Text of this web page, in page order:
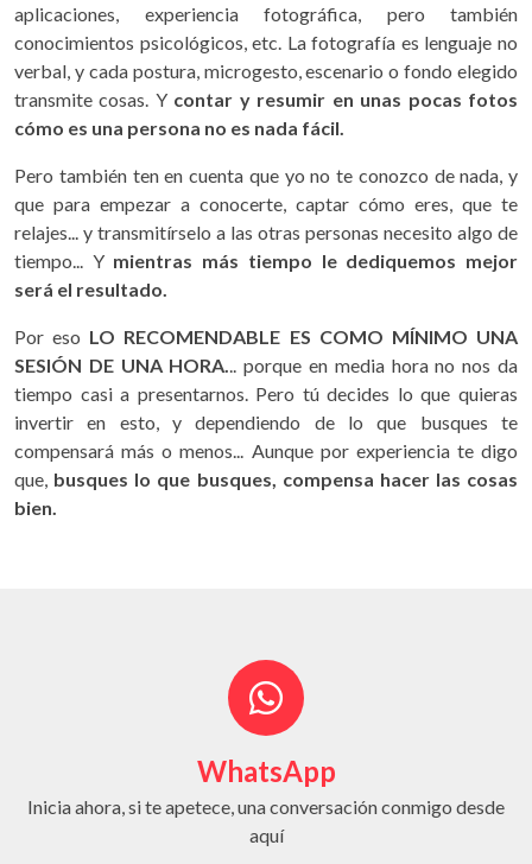
aplicaciones, experiencia fotográfica, pero también
conocimientos psicológicos, etc. La fotografía es lenguaje no
verbal, y cada postura, microgesto, escenario o fondo elegido
transmite cosas. Y contar y resumir en unas pocas fotos
cómo es una persona no es nada fácil.
Pero también ten en cuenta que yo no te conozco de nada, y
que para empezar a conocerte, captar cómo eres, que te
relajes... y transmitírselo a las otras personas necesito algo de
tiempo... Ymientras más tiempo le dediquemos mejor
será el resultado.
Por eso LO RECOMENDABLE ES COMO MÍNIMO UNA
SESIÓN DE UNA HORA.
.. porque en media hora no nos da
tiempo casi a presentarnos. Pero tú decides lo que quieras
invertir en esto, y dependiendo de lo que busques te
compensará más o menos... Aunque por experiencia te digo
que, busques lo que busques, compensa hacer las cosas
bien.
WhatsApp
Inicia ahora, si te apetece, una conversación conmigo desde
aquí